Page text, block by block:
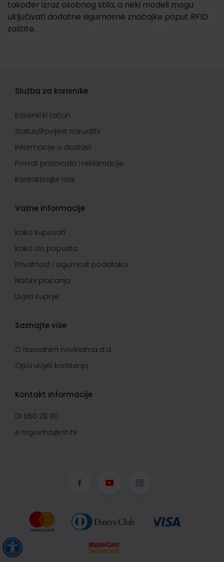
također izraz osobnog stila, a neki modeli mogu
uključivati dodatne sigurnosne značajke poput RFID
zaštite.
Služba za korisnike
Korisnički račun
Status/Povijest narudžbi
Informacije o dostavi
Povrat proizvoda i reklamacije
Kontaktirajte nas
Važne informacije
Kako kupovati
Kako do popusta
Privatnost i sigurnost podataka
Načini plaćanja
Uvjeti kupnje
Saznajte više
O Narodnim novinama d.d.
Opći uvjeti korištenja
Kontakt informacije
01 650 28 80
e-trgovina@nn.hr